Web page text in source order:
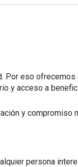
Por eso
y acceso a
y compromiso
persona